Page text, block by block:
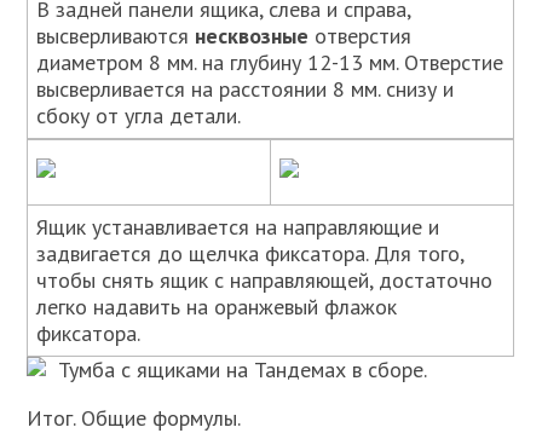
В задней панели ящика, слева и справа,
высверливаются несквозные отверстия
диаметром 8 мм. на глубину 12-13 мм. Отверстие
высверливается на расстоянии 8 мм. снизу и
сбоку от угла детали.
Ящик устанавливается на направляющие и
задвигается до щелчка фиксатора. Для того,
чтобы снять ящик с направляющей, достаточно
легко надавить на оранжевый флажок
фиксатора.
Тумба с ящиками на Тандемах в сборе.
Итог. Общие формулы.